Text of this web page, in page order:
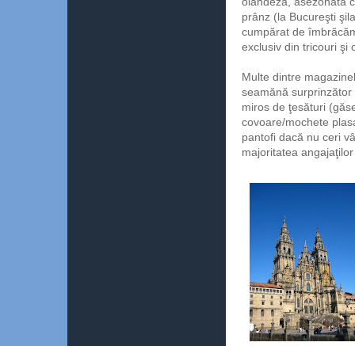
prânz (la Bucureşti
cumpărat de
exclusiv din tricouri şi
Multe dintre
seamănă
miros de ţesături
covoare/mochete
pantofi dacă nu ceri
majoritatea